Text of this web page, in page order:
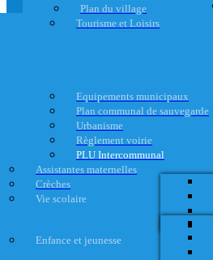
Plan du village
Tourisme et Loisirs
Equipements municipaux
Plan communal de sauvegarde
Urbanisme
Règlement voirie
PLU Intercommunal
Assistantes maternelles
Crèches
Vie scolaire
Enfance et jeunesse